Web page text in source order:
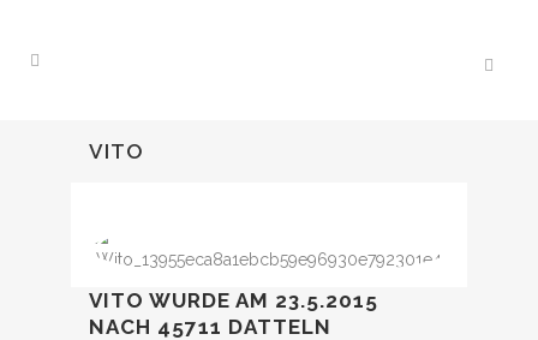
VITO
VITO WURDE AM 23.5.2015
NACH 45711 DATTELN